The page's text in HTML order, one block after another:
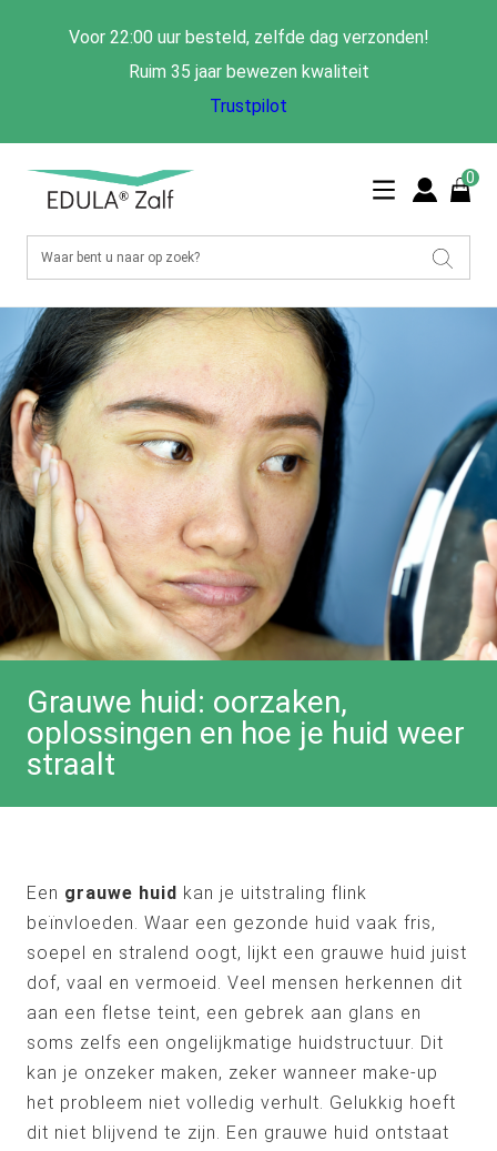
Voor 22:00 uur besteld, zelfde dag verzonden!
Ruim 35 jaar bewezen kwaliteit
Trustpilot
0
Grauwe huid: oorzaken,
oplossingen en hoe je huid weer
straalt
Een grauwe huid kan je uitstraling flink
beïnvloeden. Waar een gezonde huid vaak fris,
soepel en stralend oogt, lijkt een grauwe huid juist
dof, vaal en vermoeid. Veel mensen herkennen dit
aan een fletse teint, een gebrek aan glans en
soms zelfs een ongelijkmatige huidstructuur. Dit
kan je onzeker maken, zeker wanneer make-up
het probleem niet volledig verhult. Gelukkig hoeft
dit niet blijvend te zijn. Een grauwe huid ontstaat